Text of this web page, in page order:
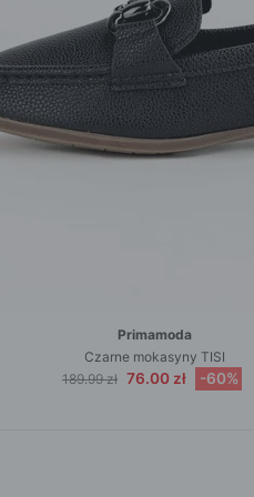
ROZPINANE
PRZEZ GŁOWE
Primamoda
Czarne mokasyny TISI
189.99 zł 76.00 zł -60%